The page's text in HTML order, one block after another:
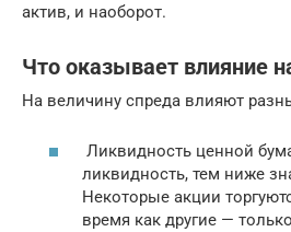
актив, и наоборот.
Что оказывает влияние
На величину спреда влияют
Ликвидность ценной
ликвидность, тем ниже
Некоторые акции
время как другие —